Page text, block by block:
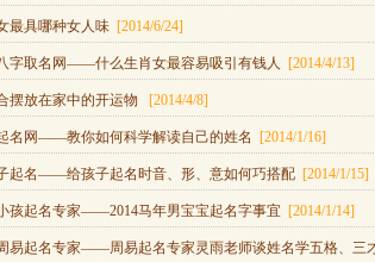
最具哪种女人味 [2014/6/24]
字取名网——什么生肖女最容易吸引有钱人 [2014/4/13]
摆放在家中的开运物 [2014/4/8]
名网——教你如何科学解读自己的姓名 [2014/1/16]
起名——给孩子起名时音、形、意如何巧搭配 [2014/1/15]
孩起名专家——2014马年男宝宝起名字事宜 [2014/1/14]
易起名专家——周易起名专家灵雨老师谈姓名学五格、三